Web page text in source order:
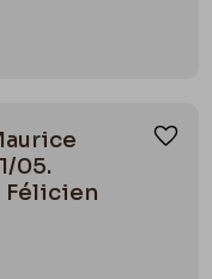
05.
Félicien